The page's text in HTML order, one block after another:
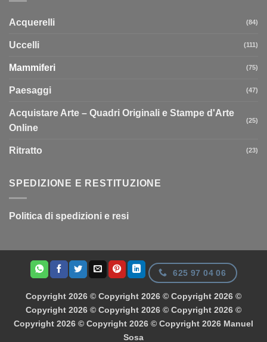
Acquerelli (84)
Uccelli (111)
Mammiferi (75)
Paesaggi (47)
Acquistare Arte – Quadri Originali e Stampe d'Arte
Online
(25)
Ritratto (23)
SPEDIZIONE E RESTITUZIONE
Politica di spedizioni e resi
625 97 04 06
Copyright 2026 © Copyright 2026 © Copyright 2026 ©
Copyright 2026 © Copyright 2026 © Copyright 2026 ©
Copyright 2026 © Copyright 2026 © Copyright 2026 Manuel
Sosa